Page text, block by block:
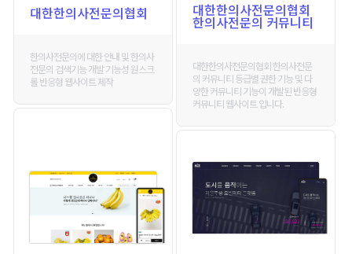
대한한의사전문의협회
한의사전문의 커뮤니티
대한한의사전문의협회 한의사전문
의 커뮤니티 등급별 권한 기능 및 다
양한 커뮤니티 기능이 개발된 반응형
커뮤니티 웹사이트 입니다.
대한한의사전문의협회
한의사전문의에 대한 안내 및 한의사
전문의 검색기능 개발 기능성 원스크
롤 반응형 웹사이트 제작